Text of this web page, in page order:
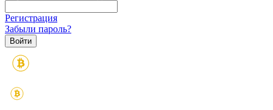
Регистрация
Забыли пароль?